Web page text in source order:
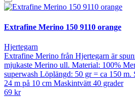
Extrafine Merino 150 9110 orange
Hjertegarn
Extrafine Merino från Hjertegarn är
mjukaste Merino ull. Material: 100%
superwash Löplängd: 50 gr = ca 150 m.
24 m på 10 cm Maskintvätt 40 grader
69 kr